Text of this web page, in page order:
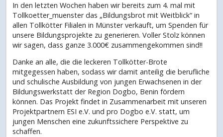
In den letzten Wochen haben wir bereits zum 4. mal mit
Tollkoetter_muenster das „Bildungsbrot mit Weitblick“ in
allen Tollkötter Filialen in Münster verkauft, um Spenden für
unsere Bildungsprojekte zu generieren. Voller Stolz können
wir sagen, dass ganze 3.000€ zusammengekommen sind!!
Danke an alle, die die leckeren Tollkötter-Brote
mitgegessen haben, sodass wir damit anteilig die berufliche
und schulische Ausbildung von jungen Erwachsenen in der
Bildungswerkstatt der Region Dogbo, Benin fördern
können. Das Projekt findet in Zusammenarbeit mit unseren
Projektpartnern ESI e.V. und pro Dogbo e.V. statt, um
jungen Menschen eine zukunftssichere Perspektive zu
schaffen.